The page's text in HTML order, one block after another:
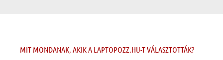
MIT MONDANAK, AKIK A LAPTOPOZZ.HU-T VÁLASZTOTTÁK?